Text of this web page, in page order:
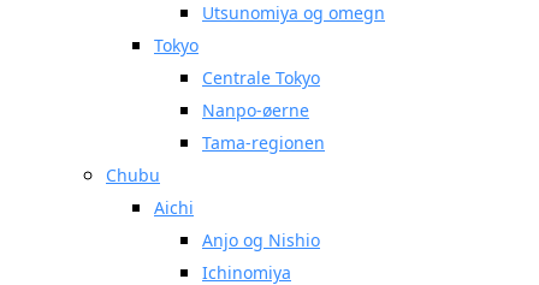
Utsunomiya og omegn
Tokyo
Centrale Tokyo
Nanpo-øerne
Tama-regionen
Chubu
Aichi
Anjo og Nishio
Ichinomiya